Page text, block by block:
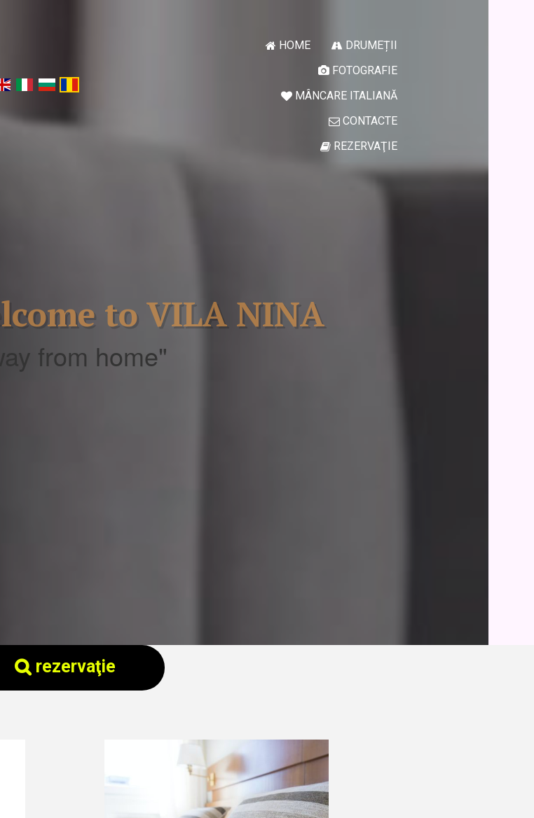
 HOME  DRUMEȚII
FOTOGRAFIE
MÂNCARE ITALIANĂ
CONTACTE
REZERVAŢIE
to VILA NINA
from home"
 rezervaţie